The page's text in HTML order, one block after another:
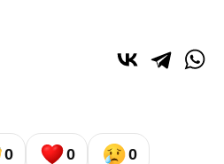
0 0 0